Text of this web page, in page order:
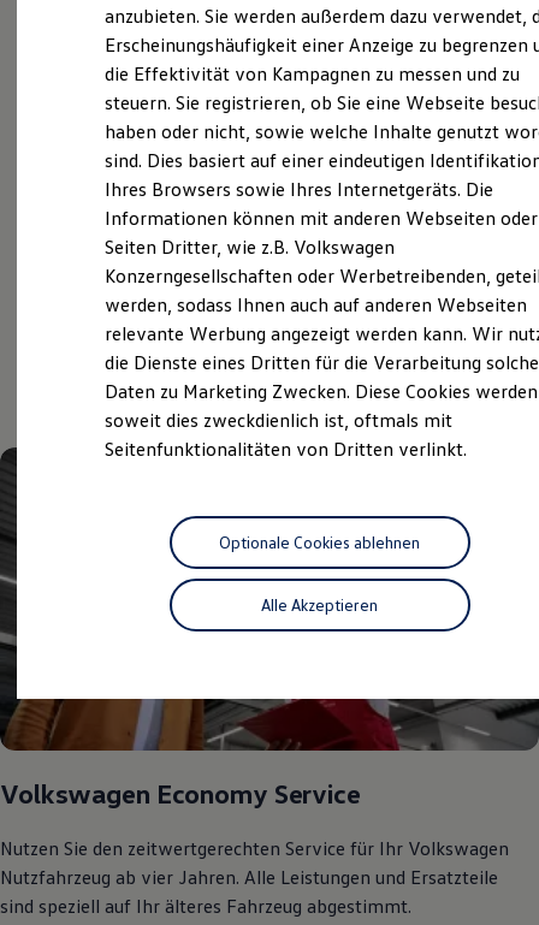
VW Connect für Ihren Transporter/Caravelle
VW Connect für Ihren Amarok
VW Connect für andere Modelle
Fleet Interface Data
Multistop Pathfinder
Übersicht Software Updates
Digitales Bordbuch
Fahrerassistenz- und Sicherheitssysteme
Kontrollleuchten
Kurzfahrprofile und Ölverdünnung
Batterieverordnung
XTL-Dieselkraftstoff
Ersatzteile und Betriebsflüssigkeiten
Original Zubehör und Lifestyle Produkte
myVolkswagen
myVolkswagen Business
Elektrisch & Autonom
Unser Ansatz
Reichweitensimulator
Ladezeitensimulator
Ladelösungen für Privatkunden
Ladelösungen für Gewerbekunden
Wallbox und Ladekabel
Bidirektionales Laden
Fördermöglichkeiten für Gewerbekunden
Kostensimulator
Autonomes Fahren
Online Beratung
California Welt
California Magazin & Ratgeber
Vanlife
Ratgeber
Routen & Reisen
Unsere Leistungenim
Überblick
Service
Volkswagen Economy
Service
Aktuelle Highlights
und Angebote
Volkswagen Economy Service
Nutzen Sie den zeitwertgerechten Service für Ihr Volkswagen
Nutzfahrzeug ab vier Jahren. Alle Leistungen und Ersatzteile
sind speziell auf Ihr älteres Fahrzeug abgestimmt.
anzubieten. Sie werden außerdem dazu verwendet,
Erscheinungshäufigkeit einer Anzeige zu begrenzen
die Effektivität von Kampagnen zu messen und zu
steuern. Sie registrieren, ob Sie eine Webseite
haben oder nicht, sowie welche Inhalte genutzt
sind. Dies basiert auf einer eindeutigen
Ihres Browsers sowie Ihres Internetgeräts. Die
Informationen können mit anderen Webseiten oder
Seiten Dritter, wie z.B. Volkswagen
Konzerngesellschaften oder Werbetreibenden,
werden, sodass Ihnen auch auf anderen Webseiten
relevante Werbung angezeigt werden kann. Wir
die Dienste eines Dritten für die Verarbeitung
Daten zu Marketing Zwecken. Diese Cookies
soweit dies zweckdienlich ist, oftmals mit
Seitenfunktionalitäten von Dritten verlinkt.
Alle Akzeptieren
Optionale Cookies ablehnen